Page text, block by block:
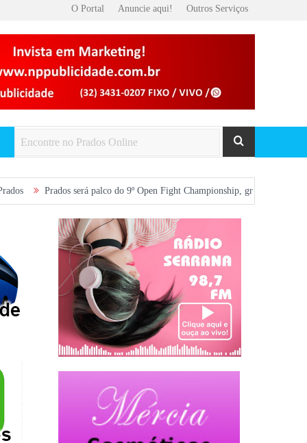
O Portal Anuncie aqui! Outros Serviços
Prados será palco do 9º Open Fight Championship, grande evento de